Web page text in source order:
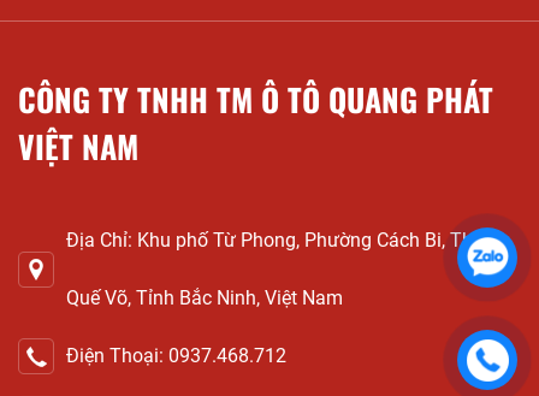
CÔNG TY TNHH TM Ô TÔ QUANG PHÁT
VIỆT NAM
Địa Chỉ: Khu phố Từ Phong, Phường Cách Bi, Thị xã
Quế Võ, Tỉnh Bắc Ninh, Việt Nam
Điện Thoại: 0937.468.712